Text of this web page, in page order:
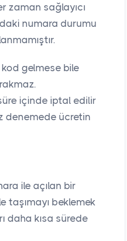
zaman sağlayıcı
numara durumu
kod gelmese bile
içinde iptal edilir
denemede ücretin
ile açılan bir
taşımayı beklemek
daha kısa sürede